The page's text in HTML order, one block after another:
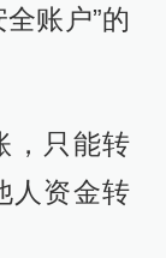
账户”的
，只能转
人资金转